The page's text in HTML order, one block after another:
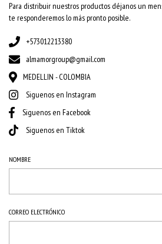
Para distribuir nuestros productos déjanos un
te responderemos lo más pronto posible.
+573012213380
almamorgroup@gmail.com
MEDELLIN - COLOMBIA
Siguenos en Instagram
Siguenos en Facebook
Siguenos en Tiktok
NOMBRE
CORREO ELECTRÓNICO